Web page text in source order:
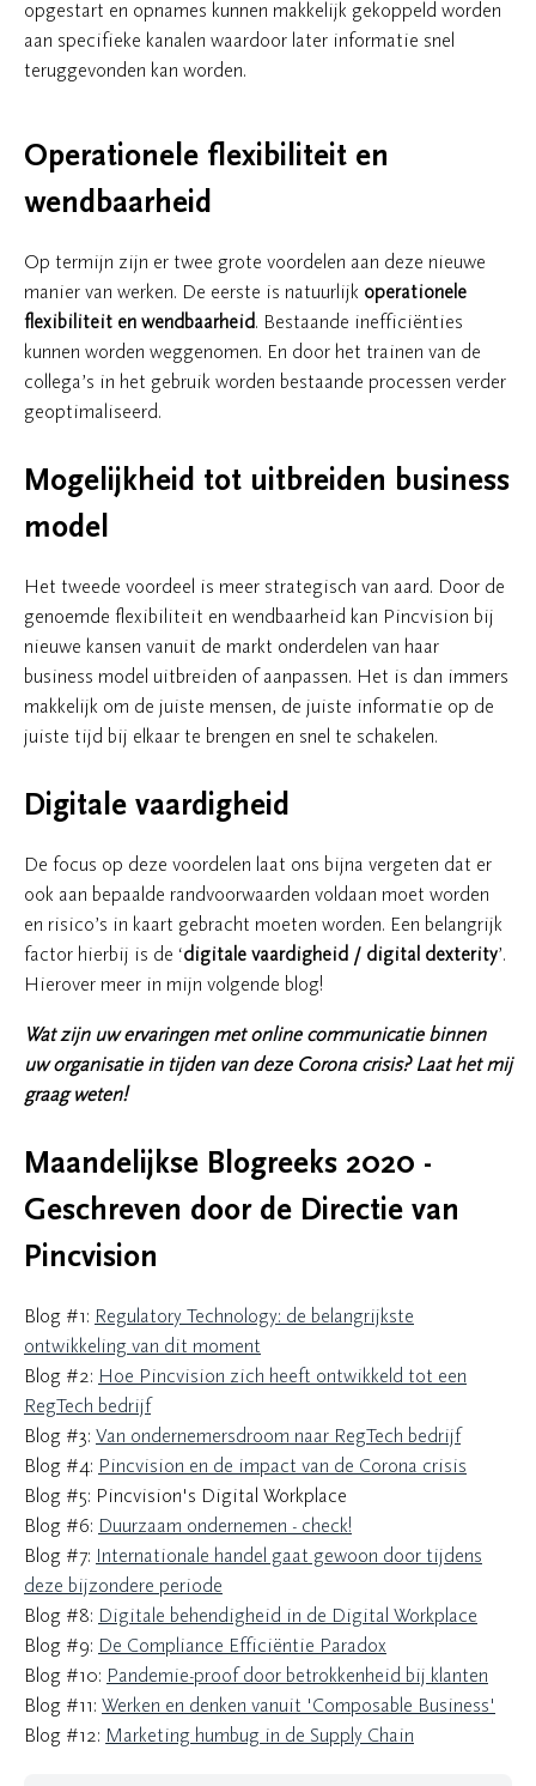
opgestart en opnames kunnen makkelijk gekoppeld worden
aan specifieke kanalen waardoor later informatie snel
teruggevonden kan worden.
Operationele flexibiliteit en
wendbaarheid
Op termijn zijn er twee grote voordelen aan deze nieuwe
manier van werken. De eerste is natuurlijk operationele
flexibiliteit en wendbaarheid. Bestaande inefficiënties
kunnen worden weggenomen. En door het trainen van de
collega’s in het gebruik worden bestaande processen verder
geoptimaliseerd.
Mogelijkheid tot uitbreiden business
model
Het tweede voordeel is meer strategisch van aard. Door de
genoemde flexibiliteit en wendbaarheid kan Pincvision bij
nieuwe kansen vanuit de markt onderdelen van haar
business model uitbreiden of aanpassen. Het is dan immers
makkelijk om de juiste mensen, de juiste informatie op de
juiste tijd bij elkaar te brengen en snel te schakelen.
Digitale vaardigheid
De focus op deze voordelen laat ons bijna vergeten dat er
ook aan bepaalde randvoorwaarden voldaan moet worden
en risico’s in kaart gebracht moeten worden. Een belangrijk
factor hierbij is de ‘digitale vaardigheid / digital dexterity’.
Hierover meer in mijn volgende blog!
Wat zijn uw ervaringen met online communicatie binnen
uw organisatie in tijden van deze Corona crisis? Laat het mij
graag weten!
Maandelijkse Blogreeks 2020 -
Geschreven door de Directie van
Pincvision
Blog #1: Regulatory Technology: de belangrijkste
ontwikkeling van dit moment
Blog #2: Hoe Pincvision zich heeft ontwikkeld tot een
RegTech bedrijf
Blog #3: Van ondernemersdroom naar RegTech bedrijf
Blog #4: Pincvision en de impact van de Corona crisis
Blog #5: Pincvision's Digital Workplace
Blog #6: Duurzaam ondernemen - check!
Blog #7: Internationale handel gaat gewoon door tijdens
deze bijzondere periode
Blog #8: Digitale behendigheid in de Digital Workplace
Blog #9: De Compliance Efficiëntie Paradox
Blog #10: Pandemie-proof door betrokkenheid bij klanten
Blog #11: Werken en denken vanuit 'Composable Business'
Blog #12: Marketing humbug in de Supply Chain